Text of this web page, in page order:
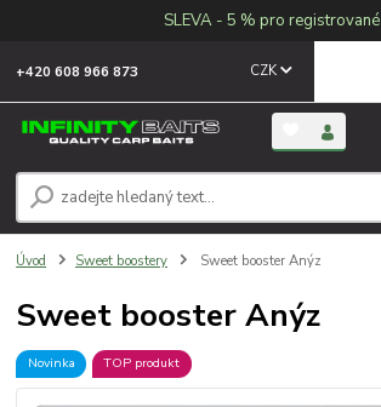
SLEVA - 5 % pro registrované
CZK
+420 608 966 873
Úvod Sweet boostery Sweet booster Anýz
Sweet booster Anýz
Novinka TOP produkt